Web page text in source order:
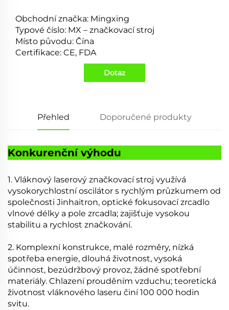
Obchodní značka: Mingxing
Typové číslo: MX – značkovací stroj
Místo původu: Čína
Certifikace: CE, FDA
Dotaz
Přehled Doporučené produkty
Konkurenční výhodu
1. Vláknový laserový značkovací stroj využívá
vysokorychlostní oscilátor s rychlým průzkumem od
společnosti Jinhaitron, optické fokusovací zrcadlo
vlnové délky a pole zrcadla; zajišťuje vysokou
stabilitu a rychlost značkování.
2. Komplexní konstrukce, malé rozměry, nízká
spotřeba energie, dlouhá životnost, vysoká
účinnost, bezúdržbový provoz, žádné spotřební
materiály. Chlazení prouděním vzduchu; teoretická
životnost vláknového laseru činí 100 000 hodin
svitu.